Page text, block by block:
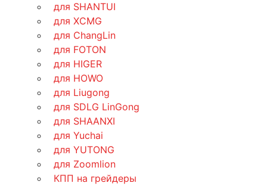
для SHANTUI
для XCMG
для ChangLin
для FOTON
для HIGER
для HOWO
для Liugong
для SDLG LinGong
для SHAANXI
для Yuchai
для YUTONG
для Zoomlion
КПП на грейдеры